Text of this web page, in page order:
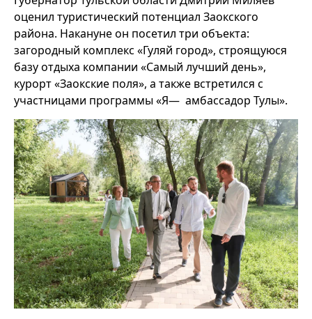
оценил туристический потенциал Заокского
района. Накануне он посетил три объекта:
загородный комплекс «Гуляй город», строящуюся
базу отдыха компании «Самый лучший день»,
курорт «Заокские поля», а также встретился с
участницами программы «Я— амбассадор Тулы».